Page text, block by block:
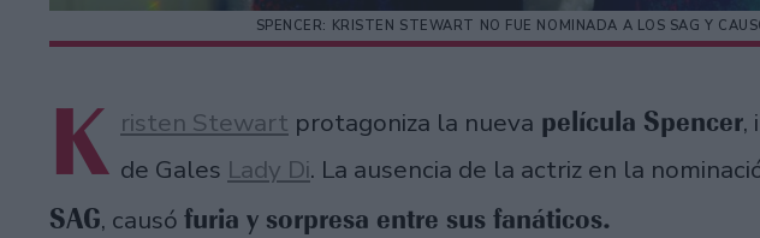
SPENCER: KRISTEN STEWART NO FUE NOMINADA A LOS SAG Y
K risten Stewart protagoniza la nueva película Spencer,
de Gales Lady Di. La ausencia de la actriz en la
SAG, causó furia y sorpresa entre sus fanáticos.